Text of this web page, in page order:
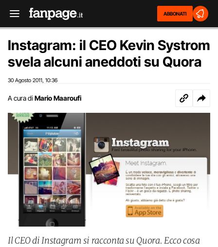
ABBONATI
Instagram: il CEO Kevin Systrom
svela alcuni aneddoti su Quora
30 Agosto 2011 10:36
A cura di Mario Maaroufi
Il CEO di Instagram si racconta su Quora. Ecco cosa